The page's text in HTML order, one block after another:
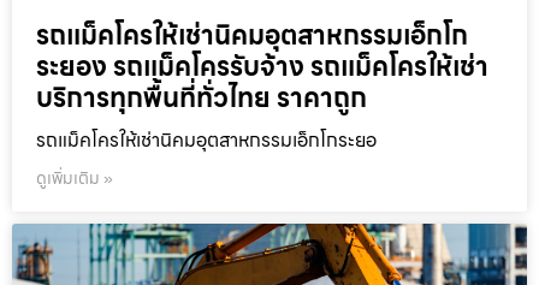
รถแม็คโครให้เช่านิคมอุตสาหกรรมเอ็กโก
ระยอง รถแม็คโครรับจ้าง รถแม็คโครให้เช่า
บริการทุกพื้นที่ทั่วไทย ราคาถูก
รถแม็คโครให้เช่านิคมอุตสาหกรรมเอ็กโกระยอ
ดูเพิ่มเติม »